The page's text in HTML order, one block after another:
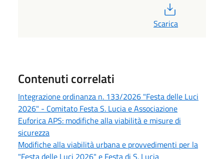
Scarica
Contenuti correlati
Integrazione ordinanza n. 133/2026 "Festa delle Luci
2026" - Comitato Festa S. Lucia e Associazione
Euforica APS: modifiche alla viabilità e misure di
sicurezza
Modifiche alla viabilità urbana e provvedimenti per la
"Festa delle Luci 2026" e Festa di S. Lucia